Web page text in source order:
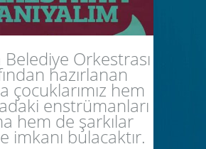
Orkestrası
hazırlanan
çocuklarımız hem
enstrümanları
hem de şarkılar
imkanı bulacaktır.